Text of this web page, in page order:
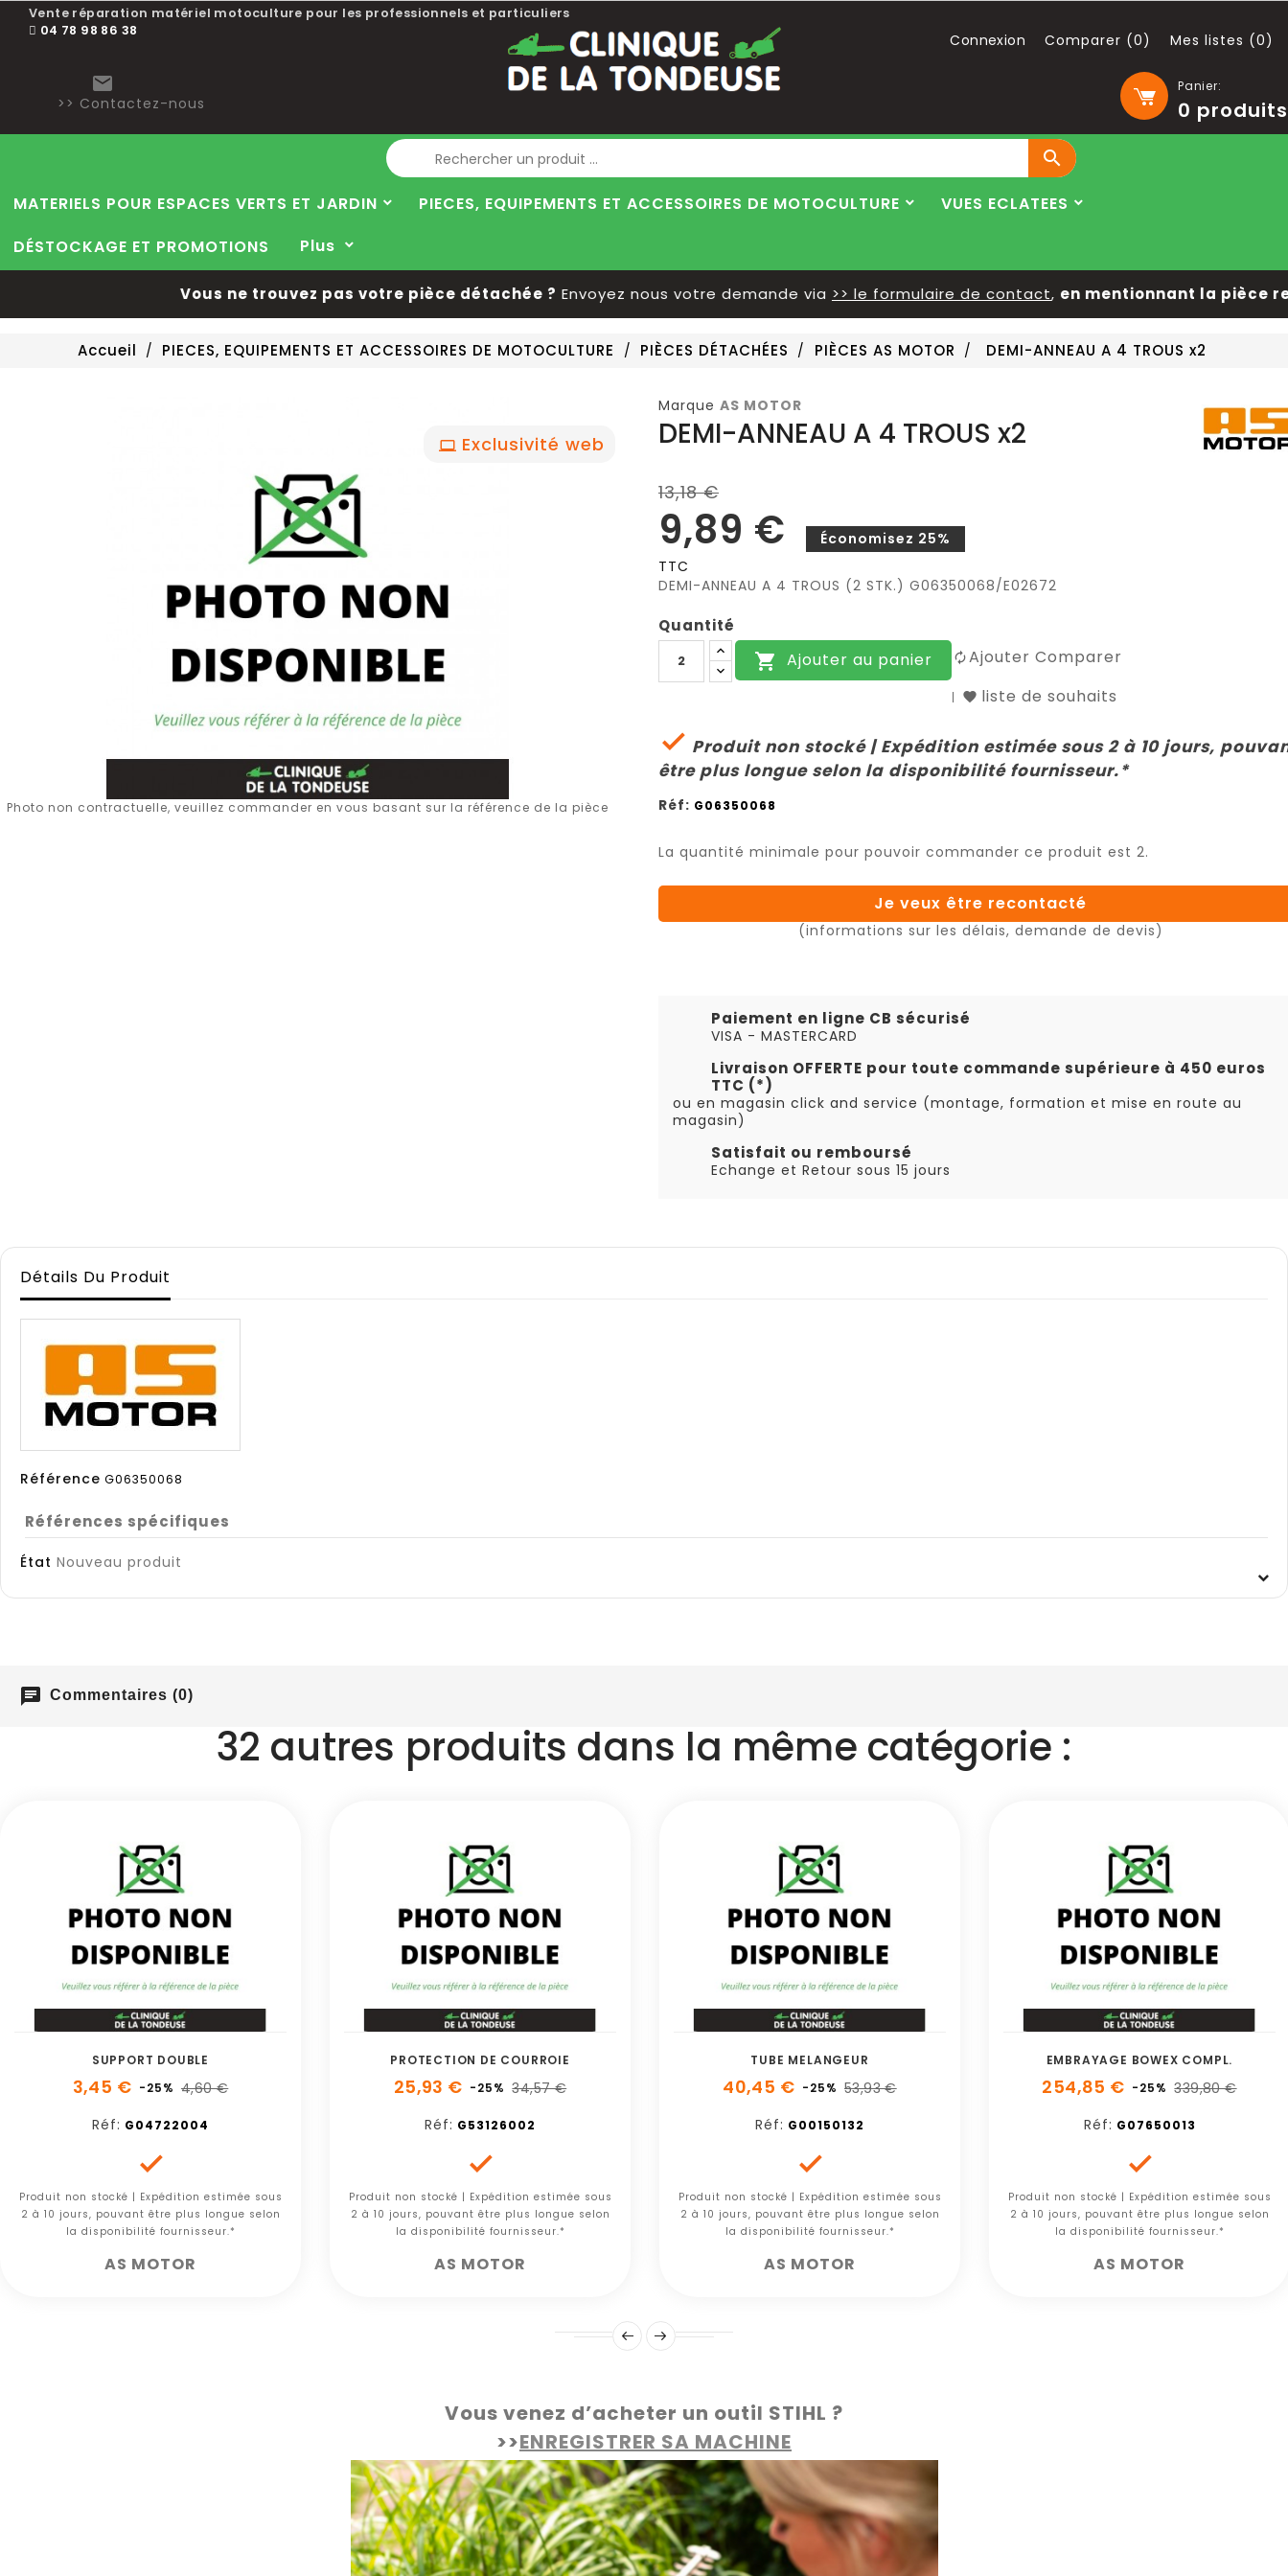
Vente réparation matériel motoculture pour les professionnels et particuliers
04 78 98 86 38
Panier:
0 produits

>> Contactez-nous
Connexion Comparer (0) Mes listes (0)
Blog

MATERIELS POUR ESPACES VERTS ET JARDIN PIECES, EQUIPEMENTS ET ACCESSOIRES DE MOTOCULTURE
VUES ECLATEES
DÉSTOCKAGE ET PROMOTIONS
Plus
Vous ne trouvez pas votre pièce détachée ?Envoyez nous votre demande via >> le formulaire de contact,en mentionnant la pièce
Accueil PIECES, EQUIPEMENTS ET ACCESSOIRES DE MOTOCULTURE PIÈCES DÉTACHÉES PIÈCES AS MOTOR DEMI-ANNEAU A 4 TROUS x2
Exclusivité web
Photo non contractuelle, veuillez commander en vous basant sur la référence de la pièce
Marque AS MOTOR
DEMI-ANNEAU A 4 TROUS x2
13,18 €
9,89 €
Économisez 25%
TTC
DEMI-ANNEAU A 4 TROUS (2 STK.) G06350068/E02672
Quantité
 Ajouter au panier
Ajouter Comparer
liste de souhaits
 Produit non stocké | Expédition estimée sous 2 à 10 jours,
être plus longue selon la disponibilité fournisseur.*
Réf: G06350068
La quantité minimale pour pouvoir commander ce produit est 2.
Je veux être recontacté
(informations sur les délais, demande de devis)
Paiement en ligne CB sécurisé
VISA - MASTERCARD
Livraison OFFERTE pour toute commande supérieure à 450 euros
TTC (*)
ou en magasin click and service (montage, formation et mise en route au
magasin)
Satisfait ou remboursé
Echange et Retour sous 15 jours
Détails Du Produit
Référence G06350068
Références spécifiques
État Nouveau produit
chat Commentaires (0)
32 autres produits dans la même catégorie :
SUPPORT DOUBLE
3,45 € -25% 4,60 €
Réf: G04722004

Produit non stocké | Expédition estimée sous
2 à 10 jours, pouvant être plus longue selon
la disponibilité fournisseur.*
AS MOTOR
PROTECTION DE COURROIE
25,93 € -25% 34,57 €
Réf: G53126002

Produit non stocké | Expédition estimée sous
2 à 10 jours, pouvant être plus longue selon
la disponibilité fournisseur.*
AS MOTOR
TUBE MELANGEUR
40,45 € -25% 53,93 €
Réf: G00150132

Produit non stocké | Expédition estimée sous
2 à 10 jours, pouvant être plus longue selon
la disponibilité fournisseur.*
AS MOTOR
EMBRAYAGE BOWEX COMPL.
254,85 € -25% 339,80 €
Réf: G07650013

Produit non stocké | Expédition estimée sous
2 à 10 jours, pouvant être plus longue selon
la disponibilité fournisseur.*
AS MOTOR
Vous venez d’acheter un outil STIHL ?
>>ENREGISTRER SA MACHINE